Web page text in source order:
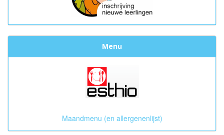
Menu
Maandmenu (en allergenenlijst)